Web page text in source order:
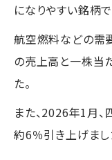
になりやすい銘柄で
航空燃料などの需
の売上高と一株当
た。
また、2026年1月
約6％引き上げまし